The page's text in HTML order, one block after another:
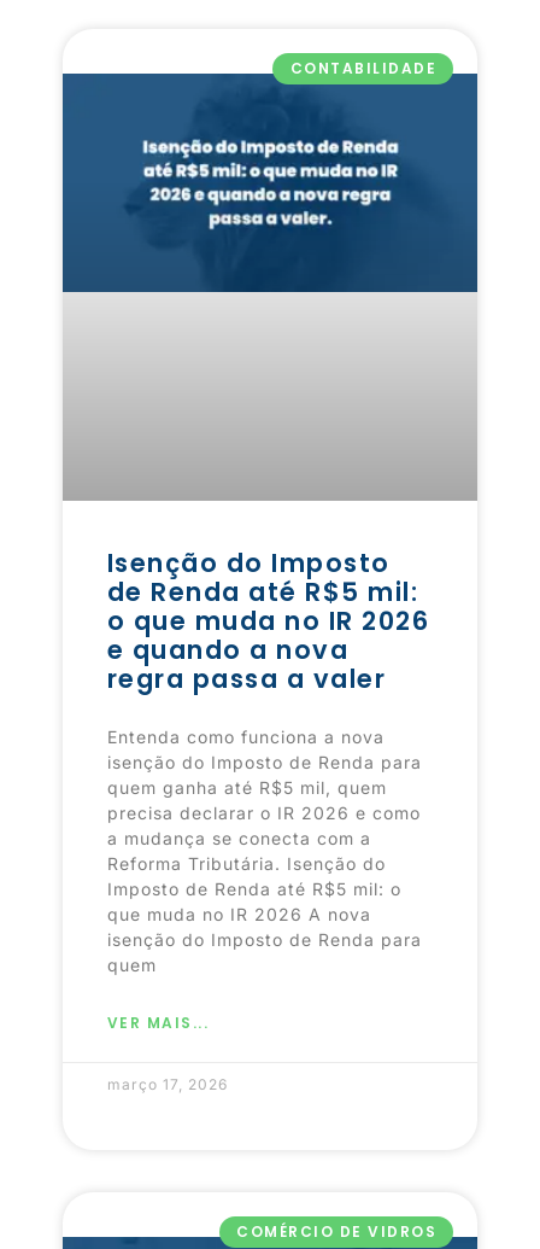
CONTABILIDADE
Isenção do Imposto
de Renda até R$5 mil:
o que muda no IR 2026
e quando a nova
regra passa a valer
Entenda como funciona a nova
isenção do Imposto de Renda para
quem ganha até R$5 mil, quem
precisa declarar o IR 2026 e como
a mudança se conecta com a
Reforma Tributária. Isenção do
Imposto de Renda até R$5 mil: o
que muda no IR 2026 A nova
isenção do Imposto de Renda para
quem
VER MAIS...
março 17, 2026
COMÉRCIO DE VIDROS